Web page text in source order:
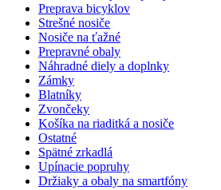
Preprava bicyklov
Strešné nosiče
Nosiče na ťažné
Prepravné obaly
Náhradné diely a doplnky
Zámky
Blatníky
Zvončeky
Košíka na riaditká a nosiče
Ostatné
Spätné zrkadlá
Upínacie popruhy
Držiaky a obaly na smartfóny